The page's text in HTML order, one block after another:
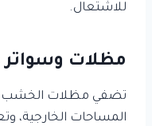
للاشتعال.
مظلات وسواتر
تضفي مظلات الخشب
المساحات الخارجية،